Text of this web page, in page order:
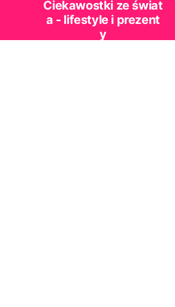
Ciekawostki ze świat
a - lifestyle i prezent
y